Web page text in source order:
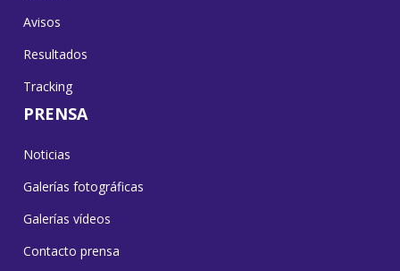
Avisos
Resultados
Tracking
PRENSA
Noticias
Galerías fotográficas
Galerías vídeos
Contacto prensa